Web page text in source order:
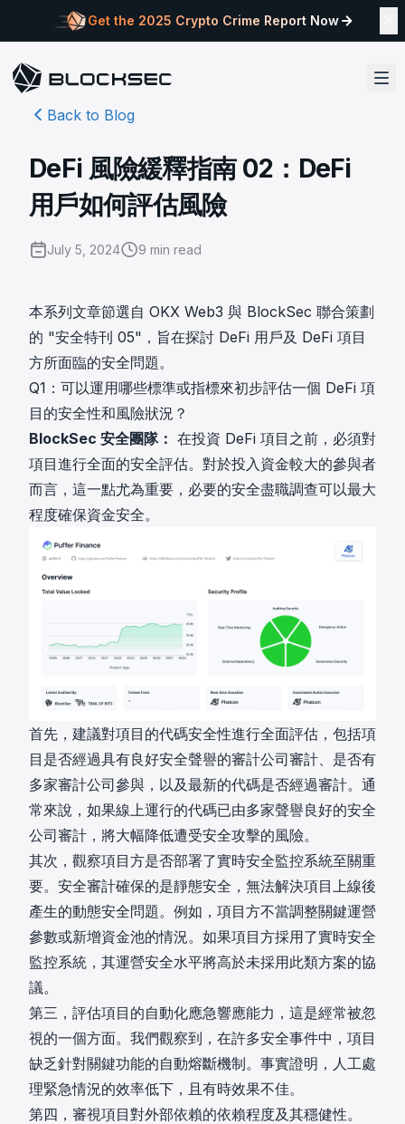
Get the 2025 Crypto Crime Report Now
Back to Blog
DeFi 風險緩釋指南 02：DeFi
用戶如何評估風險
July 5, 2024 9 min read
本系列文章節選自 OKX Web3 與 BlockSec 聯合策劃
的 "安全特刊 05" ，旨在探討 DeFi 用戶及 DeFi 項目
方所面臨的安全問題。
Q1：可以運用哪些標準或指標來初步評估一個 DeFi 項
目的安全性和風險狀況？
BlockSec 安全團隊： 在投資 DeFi 項目之前，必須對
項目進行全面的安全評估。對於投入資金較大的參與者
而言，這一點尤為重要，必要的安全盡職調查可以最大
程度確保資金安全。
首先，建議對項目的代碼安全性進行全面評估，包括項
目是否經過具有良好安全聲譽的審計公司審計、是否有
多家審計公司參與，以及最新的代碼是否經過審計。通
常來說，如果線上運行的代碼已由多家聲譽良好的安全
公司審計，將大幅降低遭受安全攻擊的風險。
其次，觀察項目方是否部署了實時安全監控系統至關重
要。安全審計確保的是靜態安全，無法解決項目上線後
產生的動態安全問題。例如，項目方不當調整關鍵運營
參數或新增資金池的情況。如果項目方採用了實時安全
監控系統，其運營安全水平將高於未採用此類方案的協
議。
第三，評估項目的自動化應急響應能力，這是經常被忽
視的一個方面。我們觀察到，在許多安全事件中，項目
缺乏針對關鍵功能的自動熔斷機制。事實證明，人工處
理緊急情況的效率低下，且有時效果不佳。
第四，審視項目對外部依賴的依賴程度及其穩健性。